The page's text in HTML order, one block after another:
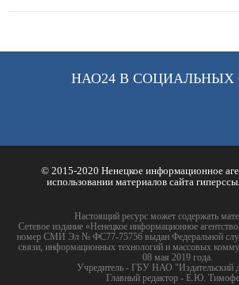
НАО24 В СОЦИАЛЬНЫХ
© 2015-2020 Ненецкое информационное
использовании материалов сайта
Настоящий ресурс может содержать
Сетевое издание «Ненецкое информационное
номер СМИ Эл № ФС77-75756 выдан Федеральной
связи, информационных технологий и массовых
08 мая 2019 года.
Учредитель - ГБУ НАО
Главный редактор - Е.Ю.